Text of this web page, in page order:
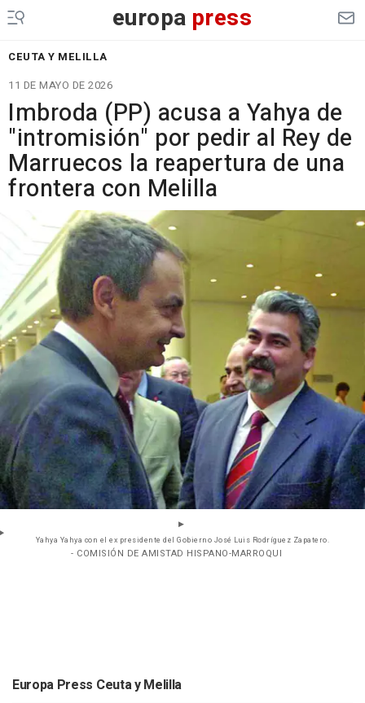
europa press
CEUTA Y MELILLA
11 DE MAYO DE 2026
Imbroda (PP) acusa a Yahya de
"intromisión" por pedir al Rey de
Marruecos la reapertura de una
frontera con Melilla
Yahya Yahya con el ex presidente del Gobierno José Luis Rodríguez Zapatero.
- COMISIÓN DE AMISTAD HISPANO-MARROQUI
Europa Press Ceuta y Melilla